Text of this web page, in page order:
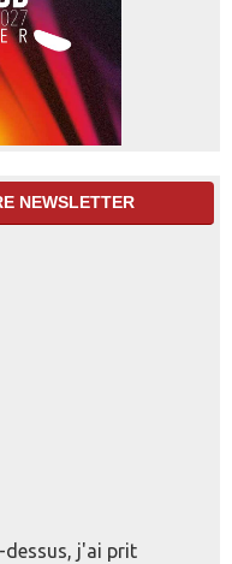
NEWSLETTER
dessus, j'ai prit